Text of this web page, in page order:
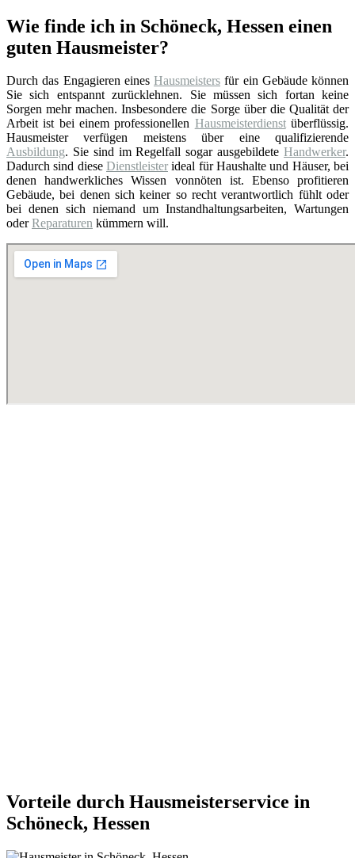
Wie finde ich in Schöneck, Hessen einen
guten Hausmeister?
Durch das Engagieren eines Hausmeisters für ein Gebäude können
Sie sich entspannt zurücklehnen. Sie müssen sich fortan keine
Sorgen mehr machen. Insbesondere die Sorge über die Qualität der
Arbeit ist bei einem professionellen Hausmeisterdienstüberflüssig.
Hausmeister verfügen meistens über eine qualifizierende
Ausbildung. Sie sind im Regelfall sogar ausgebildete Handwerker.
Dadurch sind diese Dienstleister ideal für Haushalte und Häuser, bei
denen handwerkliches Wissen vonnöten ist. Ebenso profitieren
Gebäude, bei denen sich keiner so recht verantwortlich fühlt oder
bei denen sich niemand um Instandhaltungsarbeiten, Wartungen
oderReparaturen kümmern will.
Vorteile durch Hausmeisterservice in
Schöneck, Hessen